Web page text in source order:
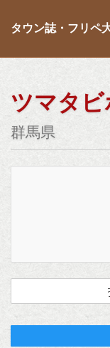
タウン誌・フリペ
ツマタ
群馬県